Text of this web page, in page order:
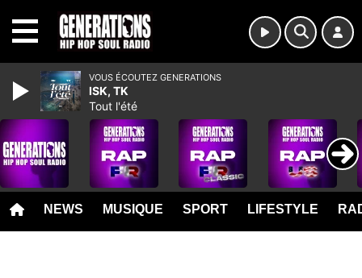
NEWS MUSIQUE SPORT LIFESTYLE
VOUS ÉCOUTEZ GENERATIONS
ISK, TK
Tout l'été